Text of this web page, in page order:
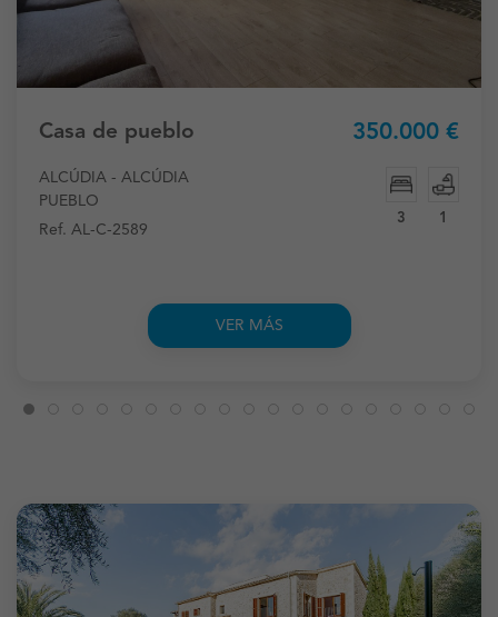
Casa de pueblo 350.000 €
ALCÚDIA - ALCÚDIA
PUEBLO
Ref. AL-C-2589
3 1
VER MÁS